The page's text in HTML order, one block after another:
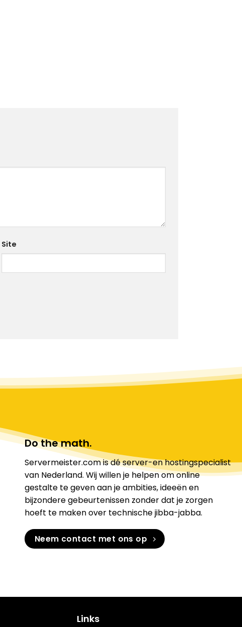
Site
Do the math.
Servermeister.com is dé server-en hostingspecialist
van Nederland. Wij willen je helpen om online
gestalte te geven aan je ambities, ideeën en
bijzondere gebeurtenissen zonder dat je zorgen
hoeft te maken over technische jibba-jabba.
Neem contact met ons op
Links